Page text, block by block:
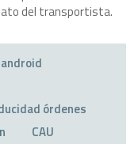
del transportista.
android
órdenes
CAU